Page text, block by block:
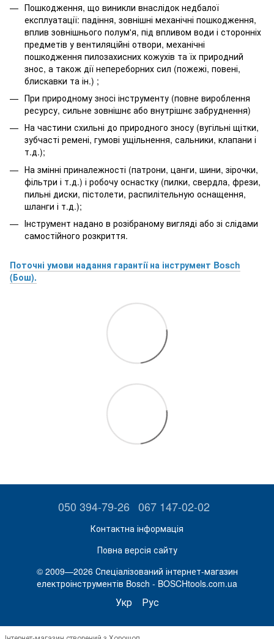
Пошкодження, що виникли внаслідок недбалої
експлуатації: падіння, зовнішні механічні пошкодження,
вплив зовнішнього полум'я, під впливом води і сторонніх
предметів у вентиляційні отвори, механічні
пошкодження пилозахисних кожухів та їх природний
знос, а також дії непереборних сил (пожежі, повені,
блискавки та ін.) ;
При природному зносі інструменту (повне вироблення
ресурсу, сильне зовнішнє або внутрішнє забруднення)
На частини схильні до природного зносу (вугільні щітки,
зубчасті ремені, гумові ущільнення, сальники, клапани і
т.д.);
На змінні приналежності (патрони, цанги, шини, зірочки,
фільтри і т.д.) і робочу оснастку (пилки, свердла, фрези,
пильні диски, пістолети, распилітельную оснащення,
шланги і т.д.);
Інструмент надано в розібраному вигляді або зі слідами
самостійного розкриття.
Поточні умови надання гарантії на інструмент Bosch
(Бош).
050 394-79-26 067 147-02-02
Контактна інформація
Повна версія сайту
© 2009—2026 Спеціалізований інтернет-магазин
електроінструментів Bosch - BOSCHtools.com.ua
Укр Рус